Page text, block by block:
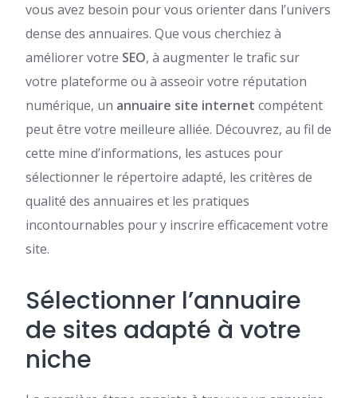
vous avez besoin pour vous orienter dans l’univers
dense des annuaires. Que vous cherchiez à
améliorer votre SEO, à augmenter le trafic sur
votre plateforme ou à asseoir votre réputation
numérique, un annuaire site internet compétent
peut être votre meilleure alliée. Découvrez, au fil de
cette mine d’informations, les astuces pour
sélectionner le répertoire adapté, les critères de
qualité des annuaires et les pratiques
incontournables pour y inscrire efficacement votre
site.
Sélectionner l’annuaire
de sites adapté à votre
niche